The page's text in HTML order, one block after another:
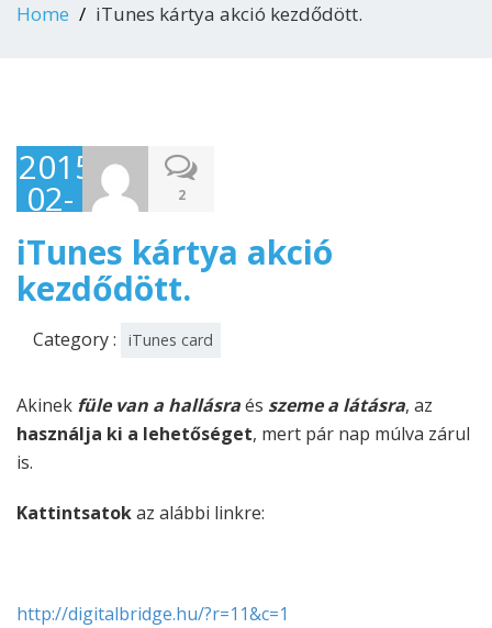
Home iTunes kártya akció kezdődött.
2015-
02-
09
2
iTunes kártya akció
kezdődött.
Category : iTunes card
Akinek füle van a hallásraés szeme a látásra, az
használja ki a lehetőséget, mert pár nap múlva zárul
is.
Kattintsatokaz alábbi linkre:
http://digitalbridge.hu/?r=11&c=1